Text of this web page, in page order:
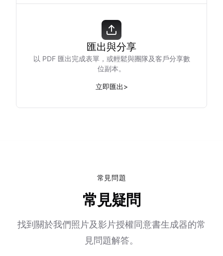
匯出與分享
以 PDF 匯出完成表單，或輕鬆與團隊及客戶分享數
位副本。
立即匯出>
常見問題
常見疑問
找到關於我們照片及影片授權同意書生成器的常
見問題解答。